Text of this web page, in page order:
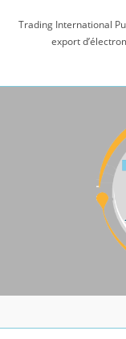
Trading International
export